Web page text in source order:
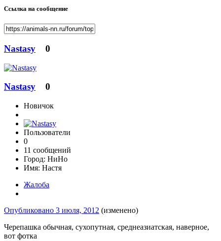
Ссылка на сообщение
Nastasy 0
Nastasy 0
Новичок
Пользователи
0
11 сообщений
Город: НиНо
Имя: Настя
Жалоба
Опубликовано 3 июля, 2012 (изменено)
Черепашка обычная, сухопутная, среднеазиатская, наверное,
вот фотка